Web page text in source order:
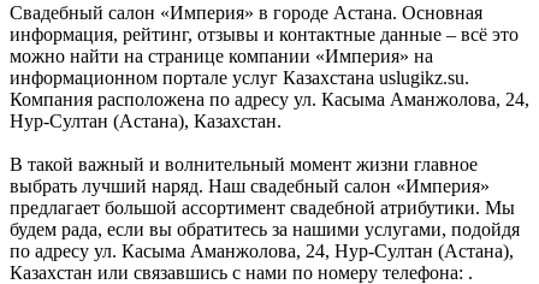
Свадебный салон «Империя» в городе Астана. Основная
информация, рейтинг, отзывы и контактные данные – всё это
можно найти на странице компании «Империя» на
информационном портале услуг Казахстана uslugikz.su.
Компания расположена по адресу ул. Касыма Аманжолова, 24,
Нур-Султан (Астана), Казахстан.
В такой важный и волнительный момент жизни главное
выбрать лучший наряд. Наш свадебный салон «Империя»
предлагает большой ассортимент свадебной атрибутики. Мы
будем рада, если вы обратитесь за нашими услугами, подойдя
по адресу ул. Касыма Аманжолова, 24, Нур-Султан (Астана),
Казахстан или связавшись с нами по номеру телефона: .